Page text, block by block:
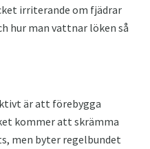
irriterande om fjädrar
hur man vattnar löken så
är att förebygga
kommer att skrämma
men byter regelbundet